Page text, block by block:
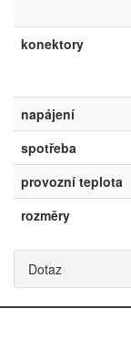
konektory
napájení
spotřeba
provozní teplota
rozměry
Dotaz